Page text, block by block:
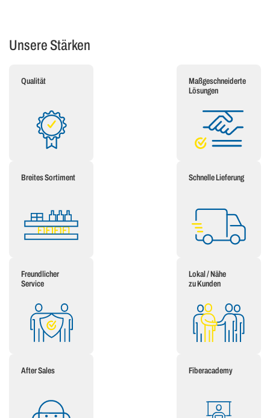
Unsere Stärken
Qualität
Maßgeschneiderte
Lösungen
Breites Sortiment Schnelle Lieferung
Freundlicher
Service
Lokal / Nähe
zu Kunden
After Sales Fiberacademy